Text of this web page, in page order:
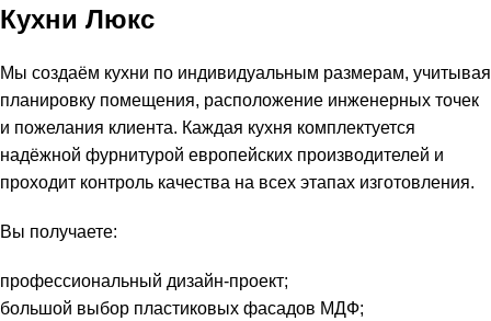
Кухни Люкс
Мы создаём кухни по индивидуальным размерам, учитывая
планировку помещения, расположение инженерных точек
и пожелания клиента. Каждая кухня комплектуется
надёжной фурнитурой европейских производителей и
проходит контроль качества на всех этапах изготовления.
Вы получаете:
профессиональный дизайн-проект;
большой выбор пластиковых фасадов МДФ;